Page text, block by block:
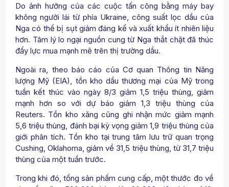
Do ảnh hưởng của các cuộc tấn công bằng máy bay
không người lái từ phía Ukraine, công suất lọc dầu của
Nga có thể bị sụt giảm đáng kể và xuất khẩu ít nhiên liệu
hơn. Tâm lý lo ngại nguồn cung từ Nga thắt chặt đã thúc
đẩy lực mua mạnh mẽ trên thị trường dầu.
Ngoài ra, theo báo cáo của Cơ quan Thông tin Năng
lượng Mỹ (EIA), tồn kho dầu thương mại của Mỹ trong
tuần kết thúc vào ngày 8/3 giảm 1,5 triệu thùng, giảm
mạnh hơn so với dự báo giảm 1,3 triệu thùng của
Reuters. Tồn kho xăng cũng ghi nhận mức giảm mạnh
5,6 triệu thùng, đánh bại kỳ vọng giảm 1,9 triệu thùng của
giới phân tích. Tồn kho tại trung tâm lưu trữ quan trọng
Cushing, Oklahoma, giảm về 31,5 triệu thùng, từ 31,7 triệu
thùng của một tuần trước.
Trong khi đó, tổng sản phẩm cung cấp, một thước đo về